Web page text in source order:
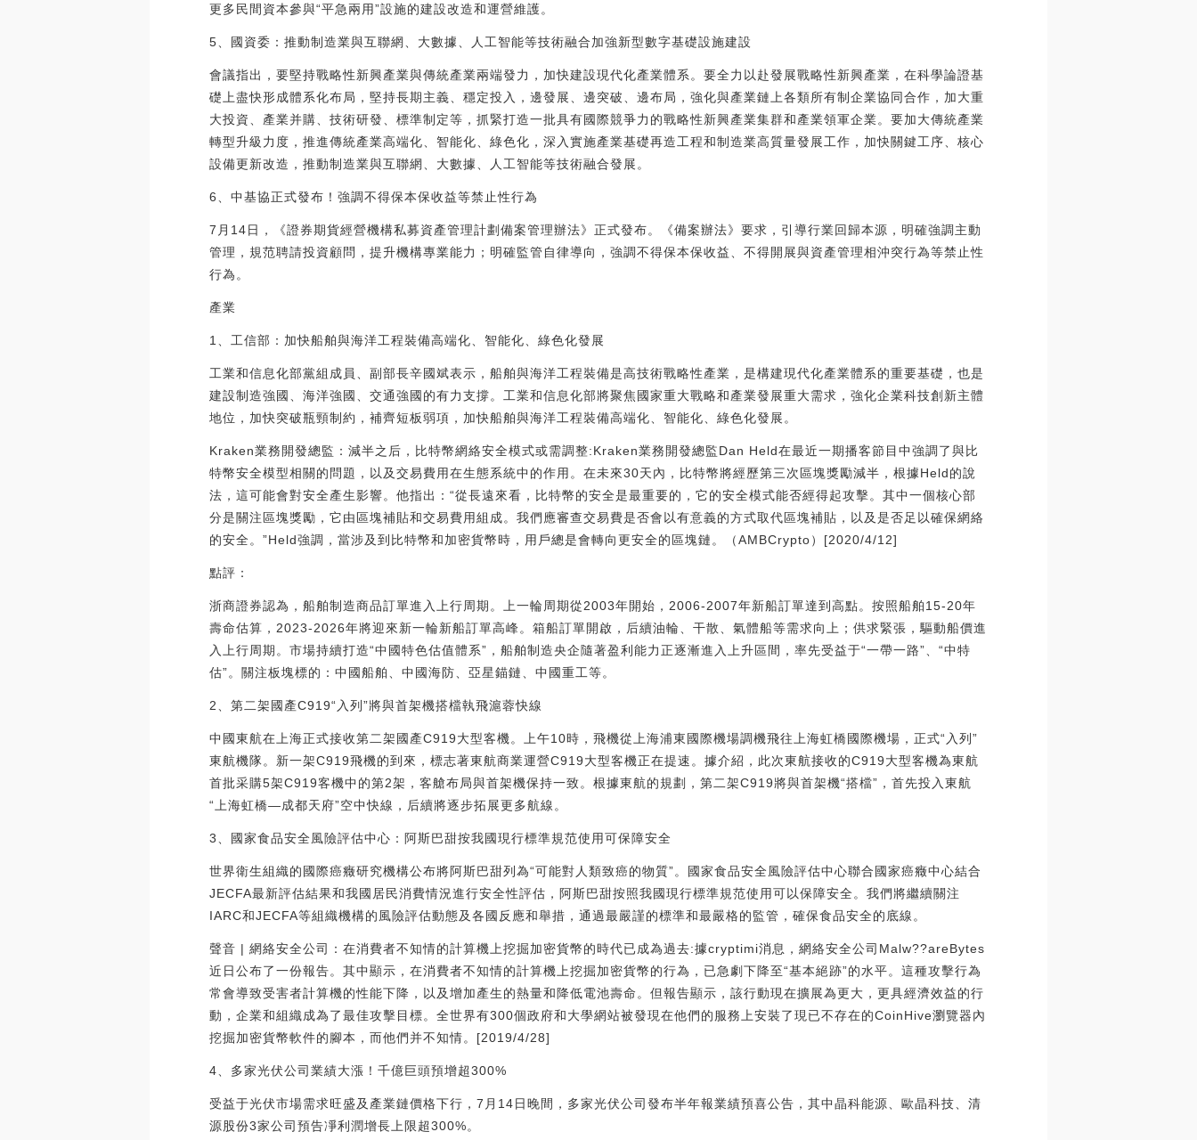
更多民間資本參與“平急兩用”設施的建設改造和運營維護。
5、國資委：推動制造業與互聯網、大數據、人工智能等技術融合加強新型數字基礎設施建設
會議指出，要堅持戰略性新興產業與傳統產業兩端發力，加快建設現代化產業體系。要全力以赴發展戰略性新興產業，在科學論證基
礎上盡快形成體系化布局，堅持長期主義、穩定投入，邊發展、邊突破、邊布局，強化與產業鏈上各類所有制企業協同合作，加大重
大投資、產業并購、技術研發、標準制定等，抓緊打造一批具有國際競爭力的戰略性新興產業集群和產業領軍企業。要加大傳統產業
轉型升級力度，推進傳統產業高端化、智能化、綠色化，深入實施產業基礎再造工程和制造業高質量發展工作，加快關鍵工序、核心
設備更新改造，推動制造業與互聯網、大數據、人工智能等技術融合發展。
6、中基協正式發布！強調不得保本保收益等禁止性行為
7月14日，《證券期貨經營機構私募資產管理計劃備案管理辦法》正式發布。《備案辦法》要求，引導行業回歸本源，明確強調主動
管理，規范聘請投資顧問，提升機構專業能力；明確監管自律導向，強調不得保本保收益、不得開展與資產管理相沖突行為等禁止性
行為。
產業
1、工信部：加快船舶與海洋工程裝備高端化、智能化、綠色化發展
工業和信息化部黨組成員、副部長辛國斌表示，船舶與海洋工程裝備是高技術戰略性產業，是構建現代化產業體系的重要基礎，也是
建設制造強國、海洋強國、交通強國的有力支撐。工業和信息化部將聚焦國家重大戰略和產業發展重大需求，強化企業科技創新主體
地位，加快突破瓶頸制約，補齊短板弱項，加快船舶與海洋工程裝備高端化、智能化、綠色化發展。
Kraken業務開發總監：減半之后，比特幣網絡安全模式或需調整:Kraken業務開發總監Dan Held在最近一期播客節目中強調了與比
特幣安全模型相關的問題，以及交易費用在生態系統中的作用。在未來30天內，比特幣將經歷第三次區塊獎勵減半，根據Held的說
法，這可能會對安全產生影響。他指出：“從長遠來看，比特幣的安全是最重要的，它的安全模式能否經得起攻擊。其中一個核心部
分是關注區塊獎勵，它由區塊補貼和交易費用組成。我們應審查交易費是否會以有意義的方式取代區塊補貼，以及是否足以確保網絡
的安全。”Held強調，當涉及到比特幣和加密貨幣時，用戶總是會轉向更安全的區塊鏈。（AMBCrypto）[2020/4/12]
點評：
浙商證券認為，船舶制造商品訂單進入上行周期。上一輪周期從2003年開始，2006-2007年新船訂單達到高點。按照船舶15-20年
壽命估算，2023-2026年將迎來新一輪新船訂單高峰。箱船訂單開啟，后續油輪、干散、氣體船等需求向上；供求緊張，驅動船價進
入上行周期。市場持續打造“中國特色估值體系”，船舶制造央企隨著盈利能力正逐漸進入上升區間，率先受益于“一帶一路”、“中特
估”。關注板塊標的：中國船舶、中國海防、亞星錨鏈、中國重工等。
2、第二架國產C919“入列”將與首架機搭檔執飛滬蓉快線
中國東航在上海正式接收第二架國產C919大型客機。上午10時，飛機從上海浦東國際機場調機飛往上海虹橋國際機場，正式“入列”
東航機隊。新一架C919飛機的到來，標志著東航商業運營C919大型客機正在提速。據介紹，此次東航接收的C919大型客機為東航
首批采購5架C919客機中的第2架，客艙布局與首架機保持一致。根據東航的規劃，第二架C919將與首架機“搭檔”，首先投入東航
“上海虹橋—成都天府”空中快線，后續將逐步拓展更多航線。
3、國家食品安全風險評估中心：阿斯巴甜按我國現行標準規范使用可保障安全
世界衛生組織的國際癌癥研究機構公布將阿斯巴甜列為“可能對人類致癌的物質”。國家食品安全風險評估中心聯合國家癌癥中心結合
JECFA最新評估結果和我國居民消費情況進行安全性評估，阿斯巴甜按照我國現行標準規范使用可以保障安全。我們將繼續關注
IARC和JECFA等組織機構的風險評估動態及各國反應和舉措，通過最嚴謹的標準和最嚴格的監管，確保食品安全的底線。
聲音 | 網絡安全公司：在消費者不知情的計算機上挖掘加密貨幣的時代已成為過去:據cryptimi消息，網絡安全公司Malw??areBytes
近日公布了一份報告。其中顯示，在消費者不知情的計算機上挖掘加密貨幣的行為，已急劇下降至“基本絕跡”的水平。這種攻擊行為
常會導致受害者計算機的性能下降，以及增加產生的熱量和降低電池壽命。但報告顯示，該行動現在擴展為更大，更具經濟效益的行
動，企業和組織成為了最佳攻擊目標。全世界有300個政府和大學網站被發現在他們的服務上安裝了現已不存在的CoinHive瀏覽器內
挖掘加密貨幣軟件的腳本，而他們并不知情。[2019/4/28]
4、多家光伏公司業績大漲！千億巨頭預增超300%
受益于光伏市場需求旺盛及產業鏈價格下行，7月14日晚間，多家光伏公司發布半年報業績預喜公告，其中晶科能源、歐晶科技、清
源股份3家公司預告凈利潤增長上限超300%。